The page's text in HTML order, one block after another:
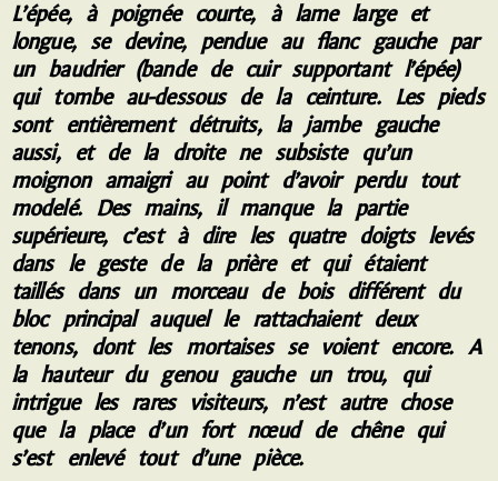
L’épée, à poignée courte, à lame large et
longue, se devine, pendue au flanc gauche par
un baudrier (bande de cuir supportant l’épée)
qui tombe au-dessous de la ceinture. Les pieds
sont entièrement détruits, la jambe gauche
aussi, et de la droite ne subsiste qu’un
moignon amaigri au point d’avoir perdu tout
modelé. Des mains, il manque la partie
supérieure, c’est à dire les quatre doigts levés
dans le geste de la prière et qui étaient
taillés dans un morceau de bois différent du
bloc principal auquel le rattachaient deux
tenons, dont les mortaises se voient encore. A
la hauteur du genou gauche un trou, qui
intrigue les rares visiteurs, n’est autre chose
que la place d’un fort nœud de chêne qui
s’est enlevé tout d’une pièce.